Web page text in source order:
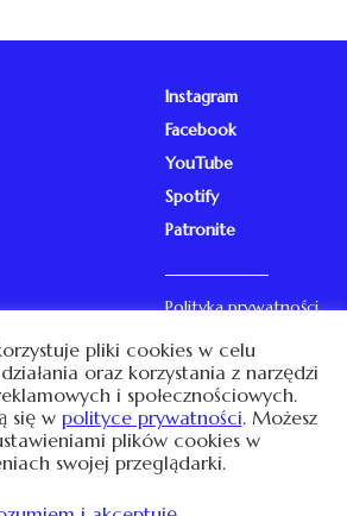
Polityka prywatności
Kontakt
Instagram
Facebook
YouTube
Spotify
Patronite
Używając jej zgadzasz się na ich
Przeczytaj o tym wpolityce prywatności
pliki cookies w celu
oraz korzystania z narzędzi
i społecznościowych.
się w polityce prywatności. Możesz
plików cookies w
swojej przeglądarki.